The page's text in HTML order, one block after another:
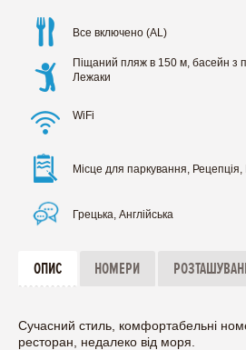
Все включено (AL)
Піщаний пляж в 150 м, басейн з
Лежаки
WiFi
Місце для паркування,
Грецька, Англійська
ОПИС НОМЕРИ
Сучасний стиль, комфортабельні
ресторан, недалеко від моря.